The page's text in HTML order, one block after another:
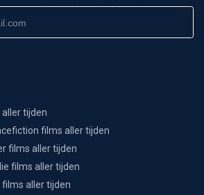
tijden
films aller tijden
films aller tijden
films aller tijden
aller tijden